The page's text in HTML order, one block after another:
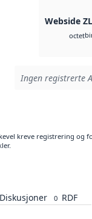
Webside
octet
Ingen registrerte
kreve registrering og
Diskusjoner 0 RDF